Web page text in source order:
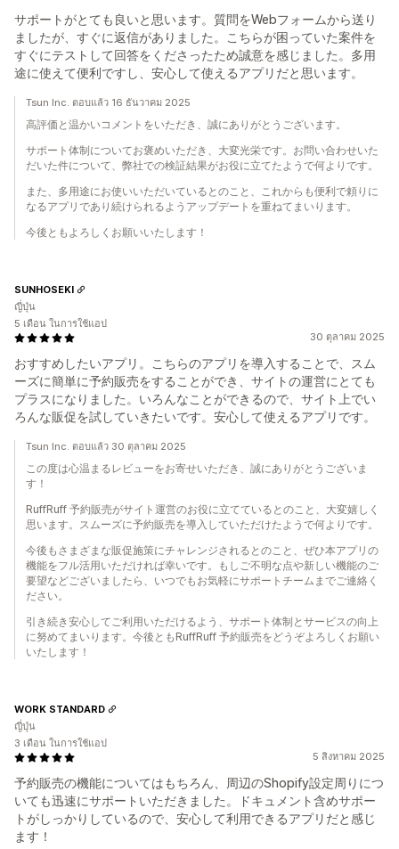
サポートがとても良いと思います。質問をWebフォームから送り
ましたが、すぐに返信がありました。こちらが困っていた案件を
すぐにテストして回答をくださったため誠意を感じました。多用
途に使えて便利ですし、安心して使えるアプリだと思います。
Tsun Inc. ตอบแล้ว 16 ธันวาคม 2025
高評価と温かいコメントをいただき、誠にありがとうございます。
サポート体制についてお褒めいただき、大変光栄です。お問い合わせいた
だいた件について、弊社での検証結果がお役に立てたようで何よりです。
また、多用途にお使いいただいているとのこと、これからも便利で頼りに
なるアプリであり続けられるようアップデートを重ねてまいります。
今後ともよろしくお願いいたします！
30 ตุลาคม 2025
おすすめしたいアプリ。こちらのアプリを導入することで、スム
ーズに簡単に予約販売をすることができ、サイトの運営にとても
プラスになりました。いろんなことができるので、サイト上でい
ろんな販促を試していきたいです。安心して使えるアプリです。
SUNHOSEKI
ญี่ปุ่น
5 เดือน ในการใช้แอป
Tsun Inc. ตอบแล้ว 30 ตุลาคม 2025
この度は心温まるレビューをお寄せいただき、誠にありがとうございま
す！
RuffRuff 予約販売がサイト運営のお役に立てているとのこと、大変嬉しく
思います。スムーズに予約販売を導入していただけたようで何よりです。
今後もさまざまな販促施策にチャレンジされるとのこと、ぜひ本アプリの
機能をフル活用いただければ幸いです。もしご不明な点や新しい機能のご
要望などございましたら、いつでもお気軽にサポートチームまでご連絡く
ださい。
引き続き安心してご利用いただけるよう、サポート体制とサービスの向上
に努めてまいります。今後ともRuffRuff 予約販売をどうぞよろしくお願い
いたします！
5 สิงหาคม 2025
予約販売の機能についてはもちろん、周辺のShopify設定周りにつ
いても迅速にサポートいただきました。ドキュメント含めサポー
トがしっかりしているので、安心して利用できるアプリだと感じ
ます！
WORK STANDARD
ญี่ปุ่น
3 เดือน ในการใช้แอป